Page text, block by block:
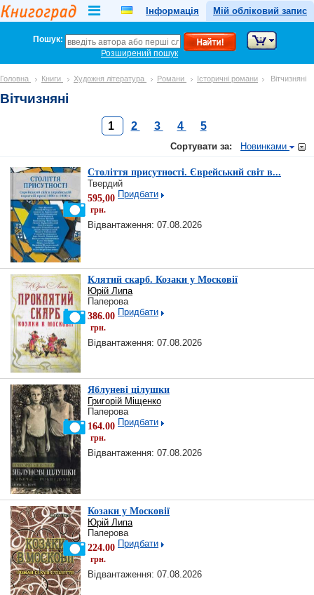
Інформація Мій обліковий запис
Пошук:
Розширений пошук
Головна Книги Художня література Романи Історичні романи Вітчизняні
Вітчизняні
1 2 3 4 5
Сортувати за: Новинками
Століття присутності. Єврейський світ в...
Твердий
595,00
грн.
Придбати
Відвантаження: 07.08.2026
Клятий скарб. Козаки у Московії
Юрій Липа
Паперова
386.00
грн.
Придбати
Відвантаження: 07.08.2026
Яблуневі цілушки
Григорій Міщенко
Паперова
164.00
грн.
Придбати
Відвантаження: 07.08.2026
Козаки у Московії
Юрій Липа
Паперова
224.00
грн.
Придбати
Відвантаження: 07.08.2026